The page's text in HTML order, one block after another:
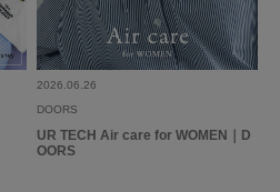
2026.06.26
DOORS
UR TECH Air care for WOMEN｜D
OORS